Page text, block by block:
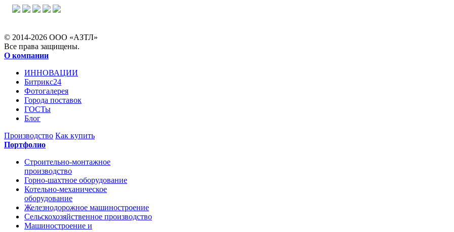
© 2014-2026 ООО «АЗТЛ»
Все права защищены.
О компании
ИННОВАЦИИ
Битрикс24
Фотогалерея
Города поставок
ГОСТы
Блог
Производство Как купить
Портфолио
Строительно-монтажное
производство
Горно-шахтное оборудование
Котельно-механическое
оборудование
Железнодорожное машиностроение
Сельскохозяйственное производство
Машиностроение и